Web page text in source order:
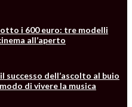
i 600 euro: tre modelli
all’aperto
successo dell’ascolto al buio
di vivere la musica